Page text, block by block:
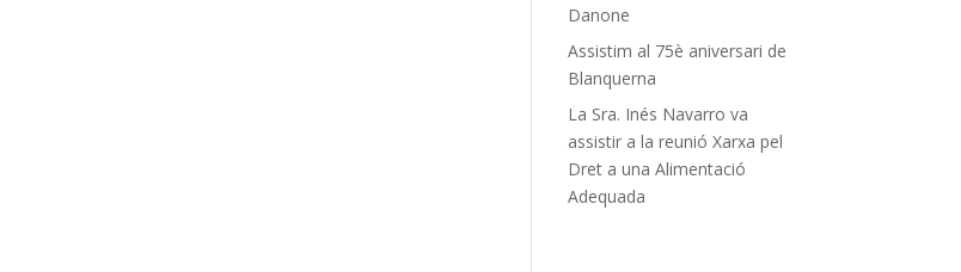
Danone
Assistim al 75è aniversari de
Blanquerna
La Sra. Inés Navarro va
assistir a la reunió Xarxa pel
Dret a una Alimentació
Adequada